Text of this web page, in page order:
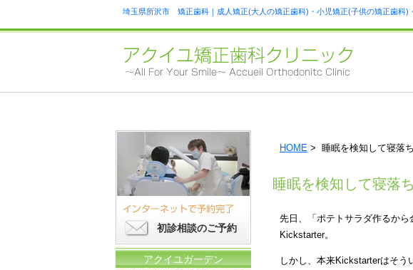
埼玉県所沢市 矯正歯科｜成人矯正(大人の矯正歯科)・小児矯正(子供の矯正歯科
HOME > 睡眠を検知して寝落
睡眠を検知して寝落
先日、「ポテトサラダ作るか
Kickstarter。
しかし、本来Kickstarterはそう
初診相談のご予約
アクイユガーデン